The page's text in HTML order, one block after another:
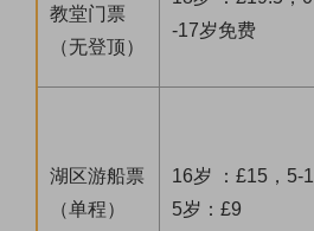
教堂门票
（无登顶）
-17岁免费
湖区游船票
（单程）
16岁 ：£15，5-1
5岁：£9